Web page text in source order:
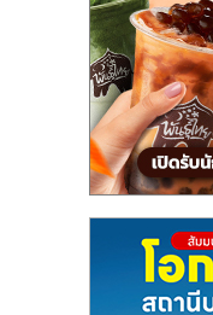
ไชส์,
รวม
แฟ